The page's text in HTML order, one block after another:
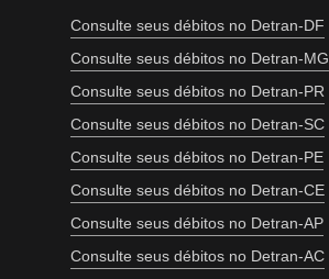
Consulte seus débitos no Detran-DF
Consulte seus débitos no Detran-MG
Consulte seus débitos no Detran-PR
Consulte seus débitos no Detran-SC
Consulte seus débitos no Detran-PE
Consulte seus débitos no Detran-CE
Consulte seus débitos no Detran-AP
Consulte seus débitos no Detran-AC